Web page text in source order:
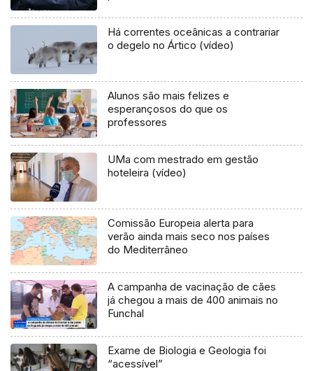
Há correntes oceânicas a contrariar
o degelo no Ártico (vídeo)
Alunos são mais felizes e
esperançosos do que os
professores
UMa com mestrado em gestão
hoteleira (vídeo)
Comissão Europeia alerta para
verão ainda mais seco nos países
do Mediterrâneo
A campanha de vacinação de cães
já chegou a mais de 400 animais no
Funchal
Exame de Biologia e Geologia foi
“acessível”